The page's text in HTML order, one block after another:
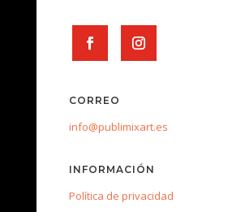
CORREO
info@publimixart.es
INFORMACIÓN
Política de privacidad